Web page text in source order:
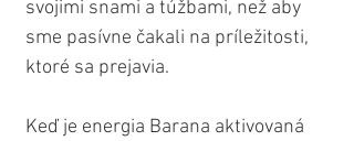
svojimi snami a túžbami, než aby
sme pasívne čakali na príležitosti,
ktoré sa prejavia.
Keď je energia Barana aktivovaná